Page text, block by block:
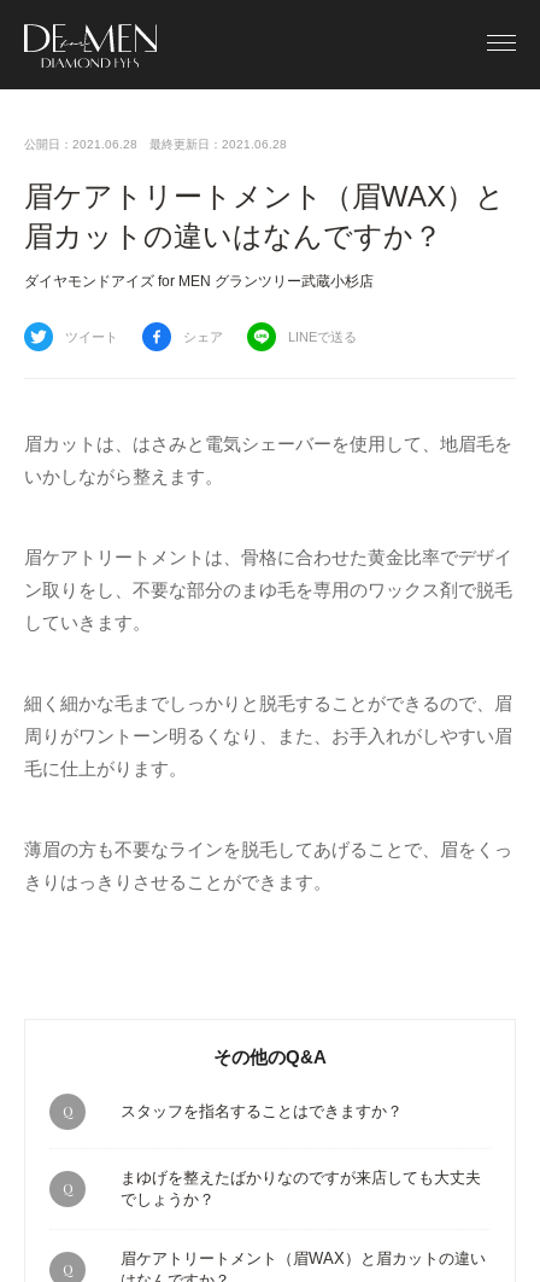
公開日：2021.06.28 最終更新日：2021.06.28
眉ケアトリートメント（眉WAX）と
眉カットの違いはなんですか？
ダイヤモンドアイズ for MEN グランツリー武蔵小杉店
ツイート シェア LINEで送る
眉カットは、はさみと電気シェーバーを使用して、地眉毛を
いかしながら整えます。
眉ケアトリートメントは、骨格に合わせた黄金比率でデザイ
ン取りをし、不要な部分のまゆ毛を専用のワックス剤で脱毛
していきます。
細く細かな毛までしっかりと脱毛することができるので、眉
周りがワントーン明るくなり、また、お手入れがしやすい眉
毛に仕上がります。
薄眉の方も不要なラインを脱毛してあげることで、眉をくっ
きりはっきりさせることができます。
その他のQ&A
Q スタッフを指名することはできますか？
Q
まゆげを整えたばかりなのですが来店しても大丈夫
でしょうか？
Q
眉ケアトリートメント（眉WAX）と眉カットの違い